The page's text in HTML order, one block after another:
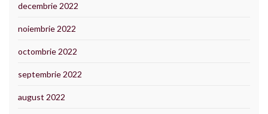
decembrie 2022
noiembrie 2022
octombrie 2022
septembrie 2022
august 2022